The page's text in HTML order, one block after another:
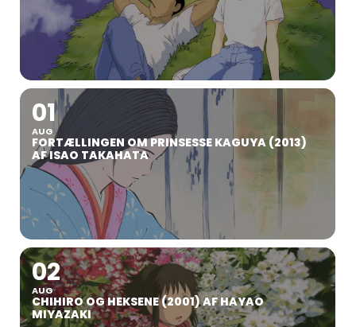
01
AUG
FORTÆLLINGEN OM PRINSESSE KAGUYA (2013)
AF ISAO TAKAHATA
02
AUG
CHIHIRO OG HEKSENE (2001) AF HAYAO
MIYAZAKI